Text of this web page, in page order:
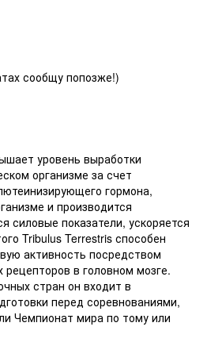
сообщу попозже!)
уровень выработки
организме за счет
гормона,
и производится
силовые показатели, ускоряется
Tribulus Terrestris способен
активность посредством
в головном мозге.
стран он входит в
перед соревнованиями,
Чемпионат мира по тому или